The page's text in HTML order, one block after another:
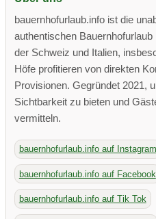
bauernhofurlaub.info ist die
authentischen
der Schweiz und Italien,
Höfe profitieren von direkten
Provisionen. Gegründet 2021,
Sichtbarkeit zu bieten und
vermitteln.
bauernhofurlaub.info auf Instagram
bauernhofurlaub.info auf Facebook
bauernhofurlaub.info auf Tik Tok